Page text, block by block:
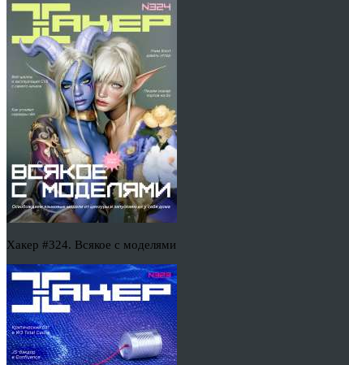
Хакер #324. Всякое с моделями